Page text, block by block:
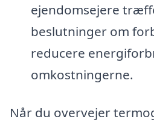
ejendomsejere
beslutninger om
reducere
omkostningerne.
Når du overvejer